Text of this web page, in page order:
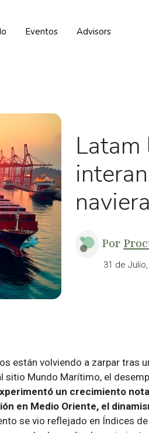
Eventos Advisors
naviera
Por
31 de
están volviendo a zarpar tras
sitio Mundo Marítimo, el
un crecimiento
en Medio Oriente, el
se vio reflejado en Índices